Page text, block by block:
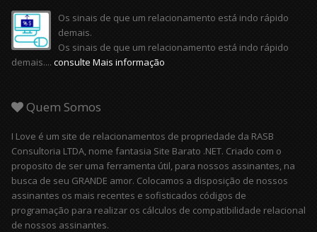
Os sinais de que um relacionamento está indo rápido
demais.
Os sinais de que um relacionamento está indo rápido
demais.... consulte Mais informação
Quem Somos
I Love é um site de relacionamentos de propriedade da RASB
Consultoria LTDA, nome fantasia Site Barato .NET. Criado com o
proposito de ser uma ferramenta útil, para nossos assinantes, na
busca de seu GRANDE amor. Colocamos a disposição de nossos
assinantes os mais recentes e sofisticados códigos de
programação para realizar os cálculos de compatibilidade relacional
de nossos assinantes.